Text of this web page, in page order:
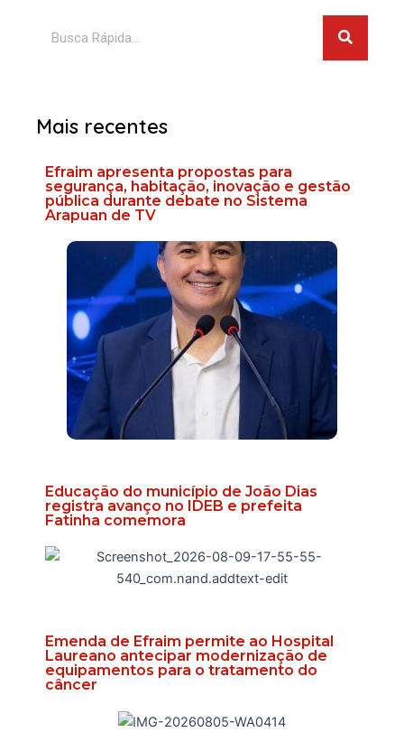
Mais recentes
Efraim apresenta propostas para
segurança, habitação, inovação e gestão
pública durante debate no Sistema
Arapuan de TV
Educação do município de João Dias
registra avanço no IDEB e prefeita
Fatinha comemora
Emenda de Efraim permite ao Hospital
Laureano antecipar modernização de
equipamentos para o tratamento do
câncer